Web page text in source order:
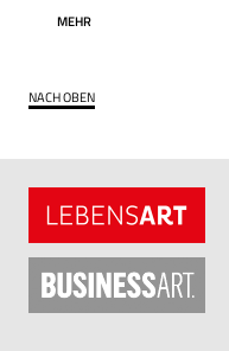
MEHR
NACH OBEN